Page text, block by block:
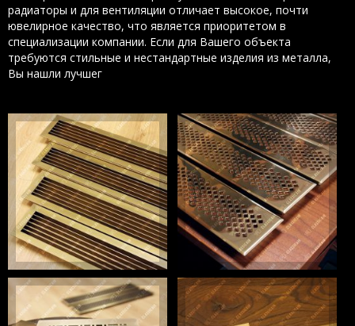
радиаторы и для вентиляции отличает высокое, почти
ювелирное качество, что является приоритетом в
специализации компании. Если для Вашего объекта
требуются стильные и нестандартные изделия из металла,
Вы нашли лучшег